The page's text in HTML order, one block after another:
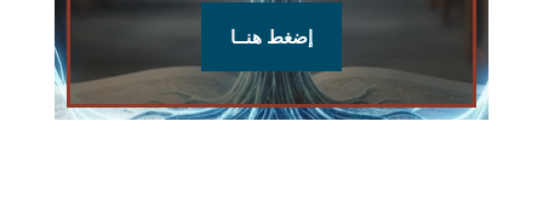
إضغط هنــا